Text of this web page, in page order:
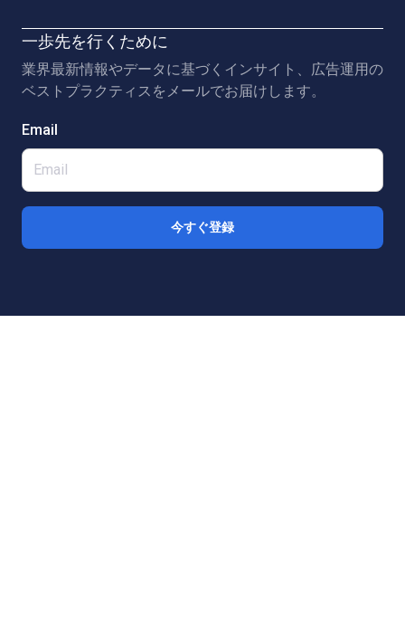
一歩先を行くために
業界最新情報やデータに基づくインサイト、広告運用の
ベストプラクティスをメールでお届けします。
Email